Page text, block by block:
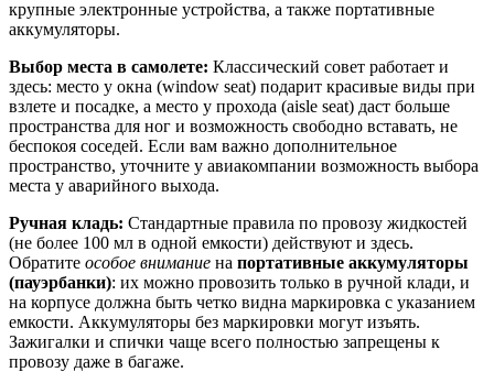
крупные электронные устройства, а также портативные
аккумуляторы.
Выбор места в самолете: Классический совет работает и
здесь: место у окна (window seat) подарит красивые виды при
взлете и посадке, а место у прохода (aisle seat) даст больше
пространства для ног и возможность свободно вставать, не
беспокоя соседей. Если вам важно дополнительное
пространство, уточните у авиакомпании возможность выбора
места у аварийного выхода.
Ручная кладь: Стандартные правила по провозу жидкостей
(не более 100 мл в одной емкости) действуют и здесь.
Обратите особое внимание на портативные аккумуляторы
(пауэрбанки): их можно провозить только в ручной клади, и
на корпусе должна быть четко видна маркировка с указанием
емкости. Аккумуляторы без маркировки могут изъять.
Зажигалки и спички чаще всего полностью запрещены к
провозу даже в багаже.